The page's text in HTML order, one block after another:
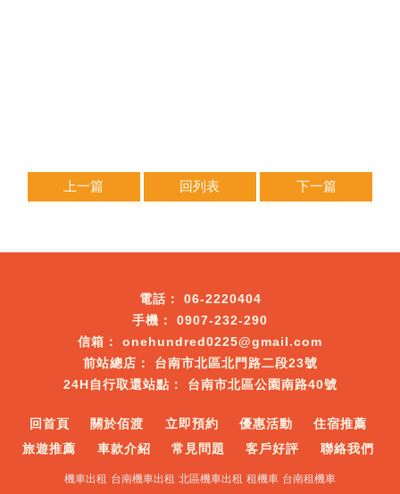
上一篇 回列表 下一篇
06-2220404
0907-232-290
onehundred0225@gmail.com
台南市北區北門路二段23號
台南市北區公園南路40號
回首頁 關於佰渡 立即預約 優惠活動
住宿推薦
旅遊推薦
車款介紹 常見問題 客戶好評 聯絡我們
機車出租 台南機車出租 北區機車出租 租機車 台南租機車